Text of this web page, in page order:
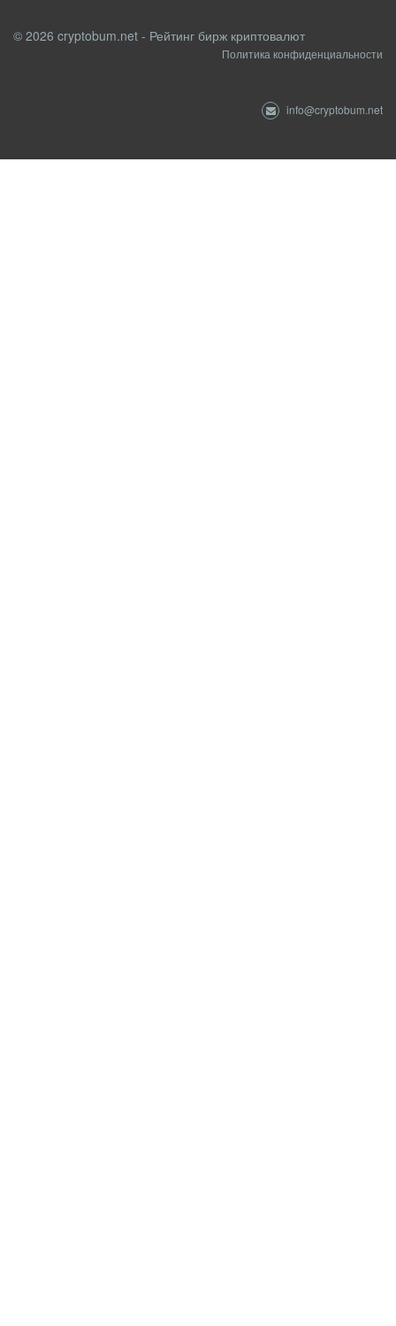
© 2026 cryptobum.net - Рейтинг бирж криптовалют
Политика конфиденциальности
info@cryptobum.net